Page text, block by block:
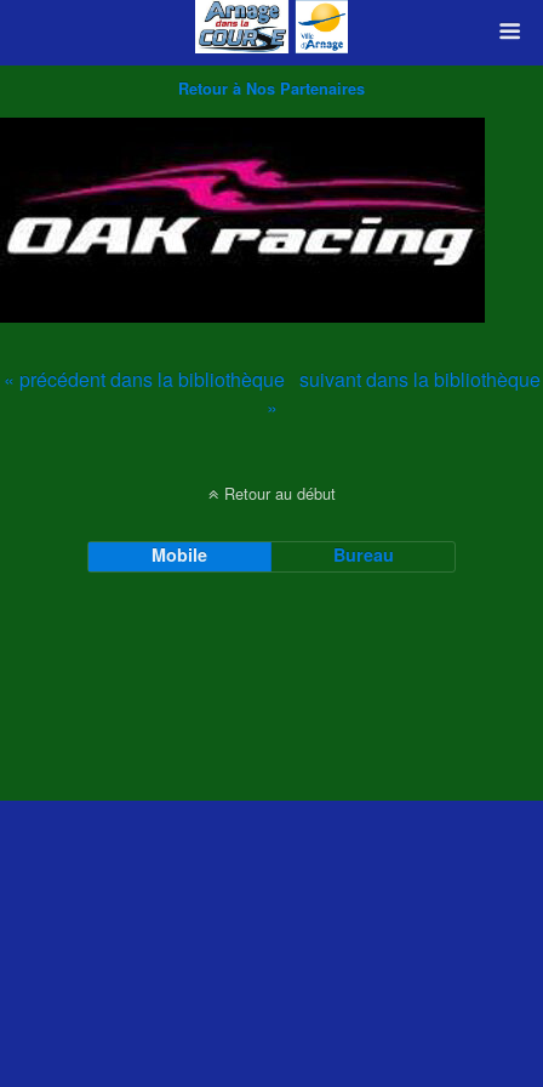
Retour à Nos Partenaires
« précédent dans la bibliothèque suivant dans la bibliothèque
»
Retour au début
Mobile Bureau